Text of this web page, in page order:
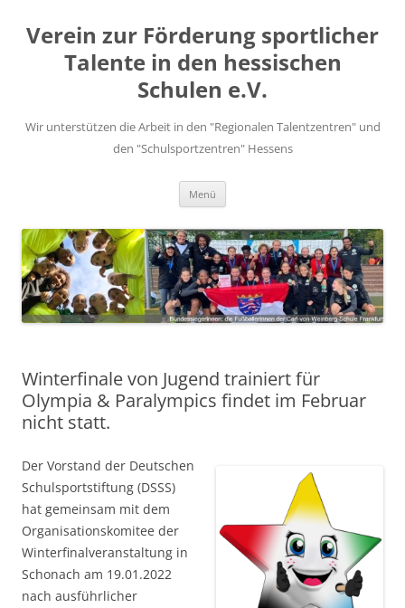
springen
Verein zur Förderung sportlicher
Talente in den hessischen
Schulen e.V.
Wir unterstützen die Arbeit in den "Regionalen Talentzentren" und
den "Schulsportzentren" Hessens
Menü
Winterfinale von Jugend trainiert für
Olympia & Paralympics findet im Februar
nicht statt.
Der Vorstand der Deutschen
Schulsportstiftung (DSSS)
hat gemeinsam mit dem
Organisationskomitee der
Winterfinalveranstaltung in
Schonach am 19.01.2022
nach ausführlicher